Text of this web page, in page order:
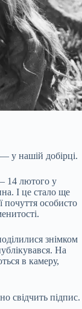
у нашій добірці.
14 лютого у
І це стало ще
особисто
знімком
На
в камеру,
свідчить підпис.